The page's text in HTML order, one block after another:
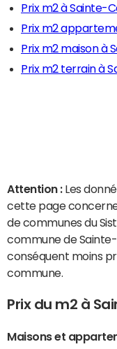
Prix m2 à Sainte-
Prix m2
Prix m2 maison à
Prix m2 terrain à
Attention : Les
cette page
de communes du
commune de
conséquent moins
commune.
Prix du m2 à
Maisons et